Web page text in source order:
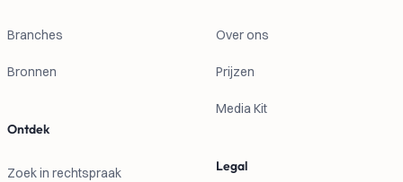
Branches
Bronnen
Ontdek
Zoek in rechtspraak
Over ons
Prijzen
Media Kit
Legal